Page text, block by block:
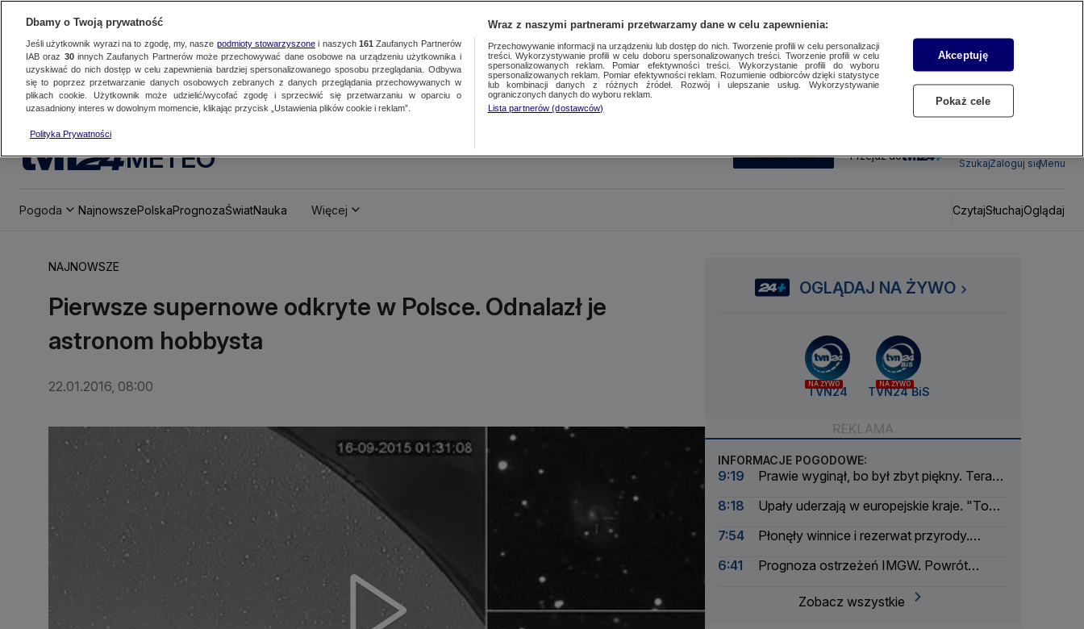
METEO SUBSKRYBUJ Przejdź do
SzukajZaloguj sięMenu
Pogoda NajnowszePolskaPrognozaŚwiatNauka Więcej CzytajSłuchajOglądaj
NAJNOWSZE
Pierwsze supernowe odkryte w Polsce. Odnalazł je
astronom hobbysta
22.01.2016, 08:00
OGLĄDAJ NA ŻYWO
NA ŻYWO
TVN24
NA ŻYWO
TVN24 BiS
INFORMACJE POGODOWE:
9:19
Prawie wyginął, bo był zbyt piękny. Teraz
8:18
Upały uderzają w europejskie kraje. "To
7:54
Płonęły winnice i rezerwat przyrody.
6:41
Prognoza ostrzeżeń IMGW. Powrót
Zobacz wszystkie
Dbamy o Twoją prywatność
Jeśli użytkownik wyrazi na to zgodę, my, nasze podmioty stowarzyszonei naszych 161 Zaufanych Partnerów
IAB oraz 30innych Zaufanych Partnerów może przechowywać dane osobowe na urządzeniu użytkownika i
uzyskiwać do nich dostęp w celu zapewnienia bardziej spersonalizowanego sposobu przeglądania. Odbywa
się to poprzez przetwarzanie danych osobowych zebranych z danych przeglądania przechowywanych w
plikach cookie. Użytkownik może udzielić/wycofać zgodę i sprzeciwić się przetwarzaniu w oparciu o
uzasadniony interes w dowolnym momencie, klikając przycisk „Ustawienia plików cookie i reklam”.
Polityka Prywatności
Wraz z naszymi partnerami przetwarzamy dane w celu zapewnienia:
Przechowywanie informacji na urządzeniu lub dostęp do nich. Tworzenie profili w celu personalizacji
treści. Wykorzystywanie profili w celu doboru spersonalizowanych treści. Tworzenie profili w celu
spersonalizowanych reklam. Pomiar efektywności treści. Wykorzystanie profili do wyboru
spersonalizowanych reklam. Pomiar efektywności reklam. Rozumienie odbiorców dzięki statystyce
lub kombinacji danych z różnych źródeł. Rozwój i ulepszanie usług. Wykorzystywanie
ograniczonych danych do wyboru reklam.
Lista partnerów (dostawców)
Akceptuję
Pokaż cele